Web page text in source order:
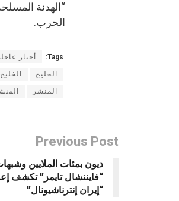
“الهدنة
الحرب.
Tags: أخبار
الخليج
المنشر
Previous Post
ديون بمئات الملايين
“فايننشال تايمز” تكشف
“إيران إنترناشيونال”